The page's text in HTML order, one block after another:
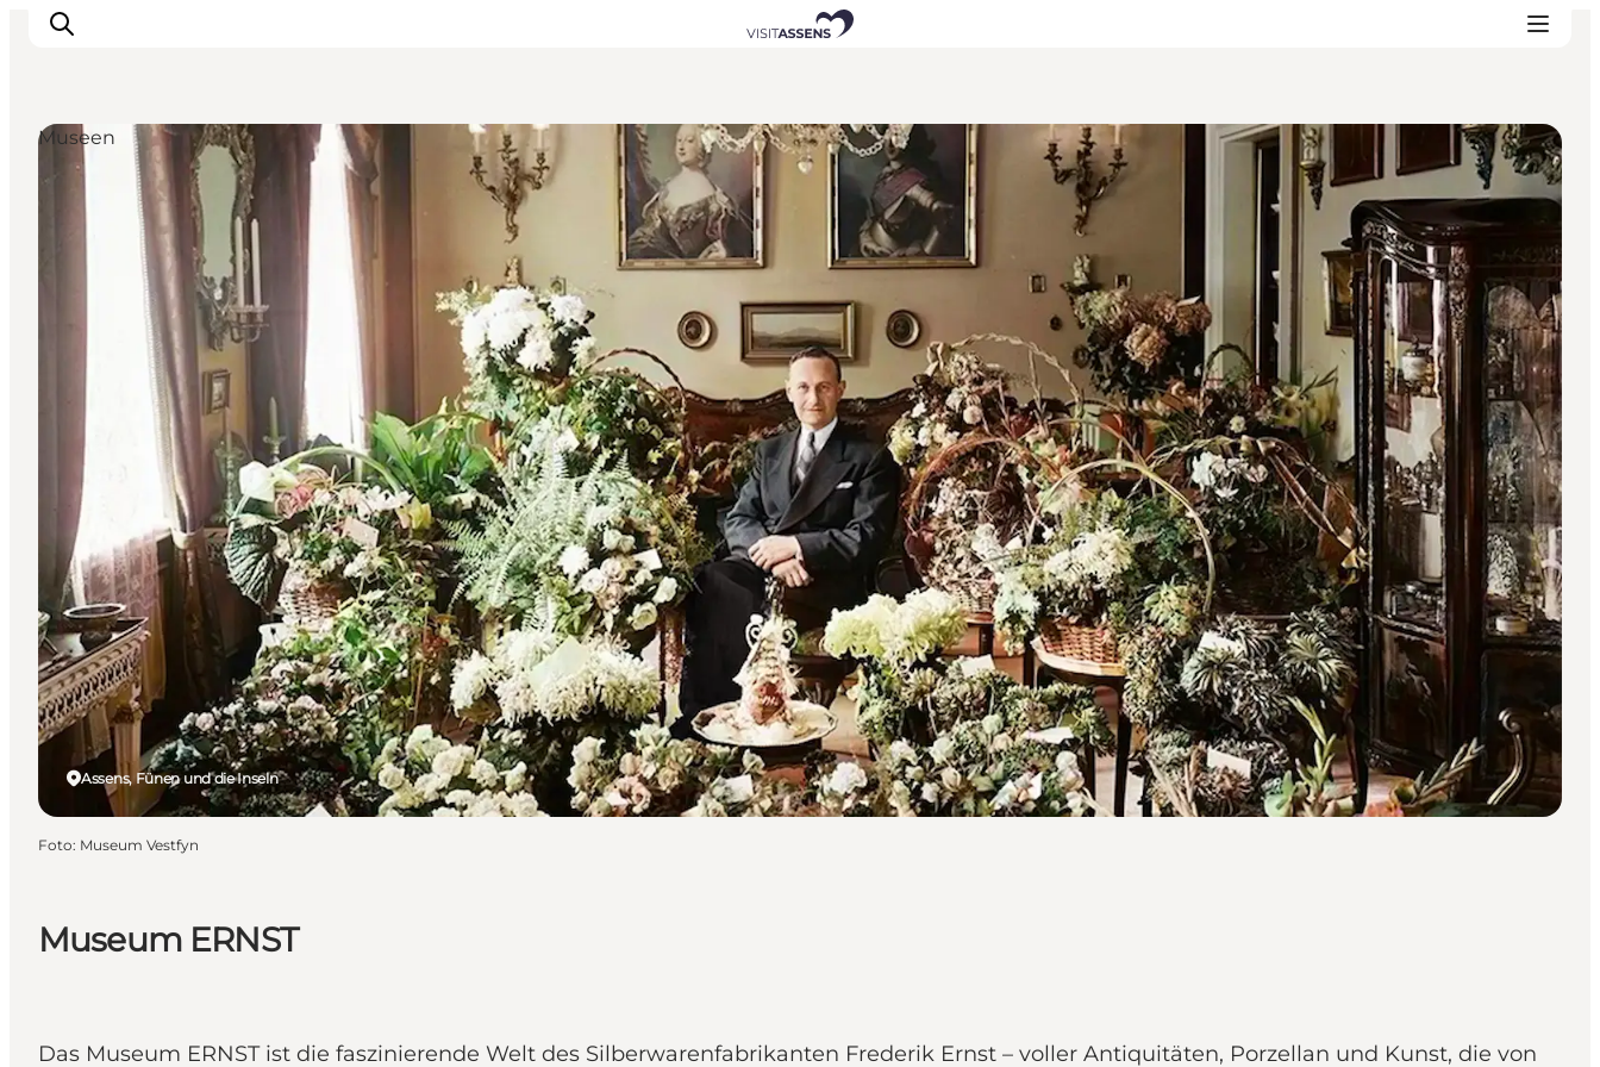
Unterkünfte
Erlebnisse
Essen & trinken
Veranstaltungen
Öffnungszeiten
Museum ERNST
Das Museum ERNST ist die faszinierende Welt des Silberwarenfabrikanten Frederik Ernst – voller Antiquitäten, Porzellan und Kunst, die von
Assens, Fünen und die Inseln
Museen
Foto: Museum Vestfyn